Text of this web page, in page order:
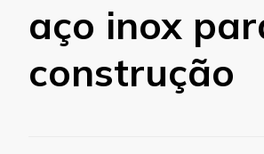
aço inox
construção